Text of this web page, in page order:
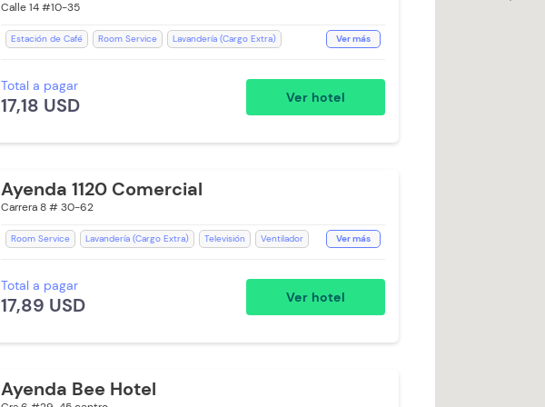
Calle 14 #10-35
Estación de Café Room Service
Lavandería (Cargo Extra)
Aceptan Niños
Baño Privado
Toallas
Ver más
Total a pagar
17,18 USD Ver hotel
Ayenda 1120 Comercial
Carrera 8 # 30-62
Room Service Lavandería (Cargo Extra) Televisión
Ventilador
Teléfono
Baño Privado
Toallas
Aceptan Niños
Ver más
Total a pagar
17,89 USD Ver hotel
Ayenda Bee Hotel